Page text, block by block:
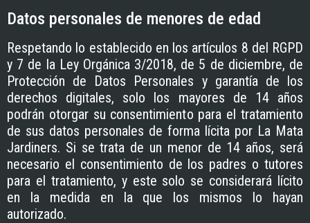
Datos personales de menores de edad
Respetando lo establecido en los artículos 8 del RGPD
y 7 de la Ley Orgánica 3/2018, de 5 de diciembre, de
Protección de Datos Personales y garantía de los
derechos digitales, solo los mayores de 14 años
podrán otorgar su consentimiento para el tratamiento
de sus datos personales de forma lícita por La Mata
Jardiners. Si se trata de un menor de 14 años, será
necesario el consentimiento de los padres o tutores
para el tratamiento, y este solo se considerará lícito
en la medida en la que los mismos lo hayan
autorizado.